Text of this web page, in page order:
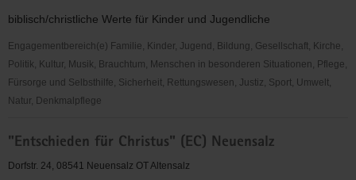
Kinder-
&
Jugendarbeit
Chemnitz
Lutherplatz
biblisch/christliche Werte für Kinder und Jugendliche
Engagementbereich(e) Familie, Kinder, Jugend, Bildung, Gesellschaft, Kirche,
Politik, Kultur, Musik, Brauchtum, Menschen in besonderen Situationen, Pflege,
Fürsorge und Selbsthilfe, Sicherheit, Rettungswesen, Justiz, Sport, Umwelt,
Natur, Denkmalpflege
für
Christus"
"Entschieden für Christus" (EC) Neuensalz
Dorfstr. 24, 08541 Neuensalz OT Altensalz